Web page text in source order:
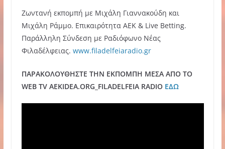
Zωντανή εκπομπή με Μιχάλη Γιαννακούδη και
Μιχάλη Ράμμο. Επικαιρότητα ΑΕΚ & Live Betting.
Παράλληλη Σύνδεση με Ραδιόφωνο Νέας
Φιλαδέλφειας. www.filadelfeiaradio.gr
ΠΑΡΑΚΟΛΟΥΘΗΣΤΕ ΤΗΝ ΕΚΠΟΜΠΗ ΜΕΣΑ ΑΠΟ ΤΟ
WEB TV AEKIDEA.ORG_FILADELFEIA RADIO ΕΔΩ